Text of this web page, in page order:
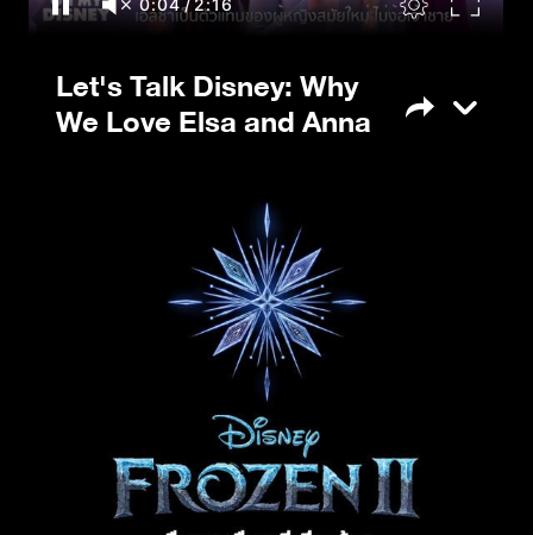
0:05/ 2:16
Let's Talk Disney: Why
We Love Elsa and Anna